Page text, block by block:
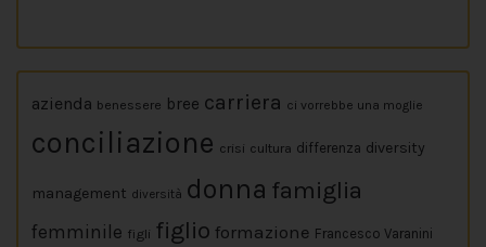
azienda benessere bree carriera ci vorrebbe una moglie
conciliazione crisi cultura differenza diversity
management diversità donna famiglia
femminile figli figlio formazione Francesco Varanini